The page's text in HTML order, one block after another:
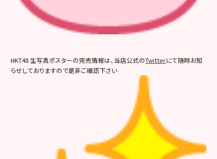
HKT48 生写真ポスターの完売情報は、当店公式のTwitterにて随時お知
らせしておりますので是非ご確認下さい